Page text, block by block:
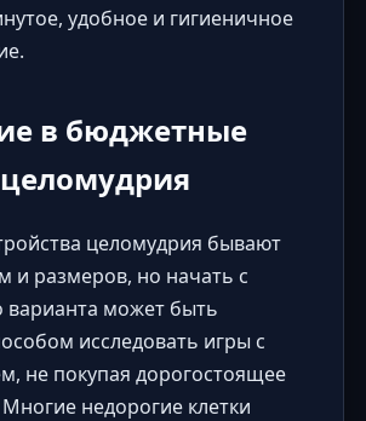
удобное и гигиеничное
в бюджетные
целомудрия бывают
и размеров, но начать с
варианта может быть
исследовать игры с
не покупая дорогостоящее
недорогие клетки